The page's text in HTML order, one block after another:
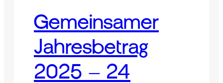
Gemeinsamer
Jahresbetrag
2025 – 24